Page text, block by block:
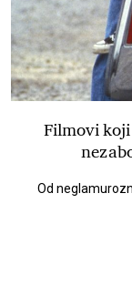
Filmovi
Od